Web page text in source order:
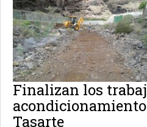
Finalizan los
Tasarte